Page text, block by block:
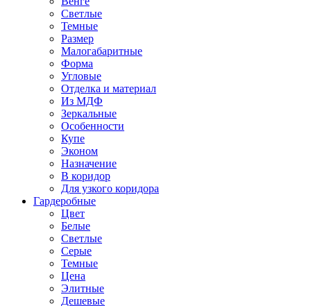
Светлые
Темные
Размер
Малогабаритные
Форма
Угловые
Отделка и материал
Из МДФ
Зеркальные
Особенности
Купе
Эконом
Назначение
В коридор
Для узкого коридора
Гардеробные
Цвет
Белые
Светлые
Серые
Темные
Цена
Элитные
Дешевые